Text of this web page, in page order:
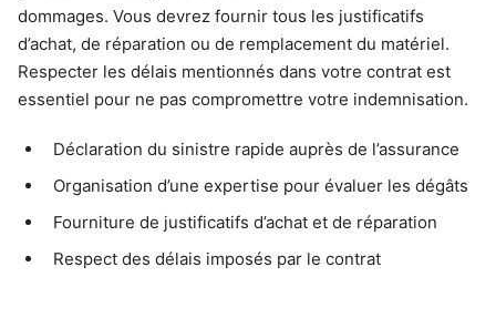
dommages. Vous devrez fournir tous les justificatifs
d’achat, de réparation ou de remplacement du matériel.
Respecter les délais mentionnés dans votre contrat est
essentiel pour ne pas compromettre votre indemnisation.
Déclaration du sinistre rapide auprès de l’assurance
Organisation d’une expertise pour évaluer les dégâts
Fourniture de justificatifs d’achat et de réparation
Respect des délais imposés par le contrat